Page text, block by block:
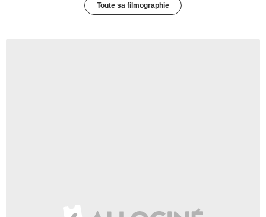
Toute sa filmographie